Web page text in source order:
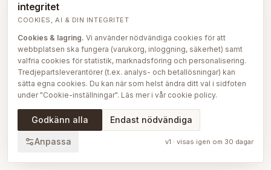
integritet
COOKIES, AI & DIN INTEGRITET
Cookies & lagring. Vi använder nödvändiga cookies för att
webbplatsen ska fungera (varukorg, inloggning, säkerhet) samt
valfria cookies för statistik, marknadsföring och personalisering.
Tredjepartsleverantörer (t.ex. analys- och betallösningar) kan
sätta egna cookies. Du kan när som helst ändra ditt val i sidfoten
under "Cookie-inställningar". Läs mer i vår cookie policy.
AI på Sängbutiken.För att ge dig en bättre upplevelse använder
vi delvis AI-teknik — bl.a. för smartare sök- och
att skapa, översätta och redigera delar av vårt redaktionella
Godkänn alla Endast nödvändiga
Anpassa v1 · visas igen om 30 dagar